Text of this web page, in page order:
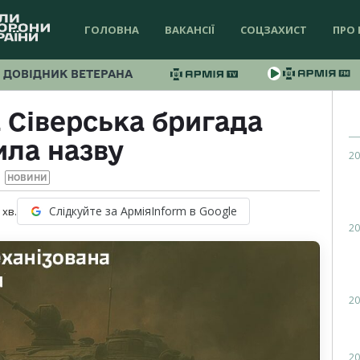
ГОЛОВНА ВАКАНСІЇ СОЦЗАХИСТ ПРО
ДОВІДНИК ВЕТЕРАНА
бригада
назву
НОВИНИ
хв. Слідкуйте за АрміяInform в Google